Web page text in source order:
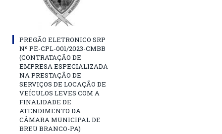
PREGÃO ELETRONICO SRP
Nº PE-CPL-001/2023-CMBB
(CONTRATAÇÃO DE
EMPRESA ESPECIALIZADA
NA PRESTAÇÃO DE
SERVIÇOS DE LOCAÇÃO DE
VEÍCULOS LEVES COM A
FINALIDADE DE
ATENDIMENTO DA
CÂMARA MUNICIPAL DE
BREU BRANCO-PA)